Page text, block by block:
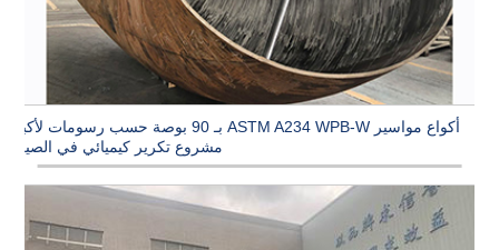
أكواع مواسير ASTM A234 WPB-W بـ 90 بوصة حسب رسومات لأكبر
مشروع تكرير كيميائي في الصين